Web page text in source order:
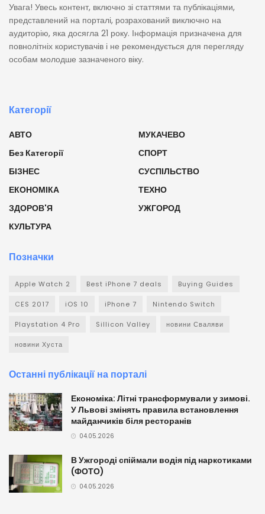
Увага! Увесь контент, включно зі статтями та публікаціями,
представлений на порталі, розрахований виключно на
аудиторію, яка досягла 21 року. Інформація призначена для
повнолітніх користувачів і не рекомендується для перегляду
особам молодше зазначеного віку.
Категорії
АВТО
Без Категорії
БІЗНЕС
ЕКОНОМІКА
ЗДОРОВ'Я
КУЛЬТУРА
МУКАЧЕВО
СПОРТ
СУСПІЛЬСТВО
ТЕХНО
УЖГОРОД
Позначки
Apple Watch 2 Best iPhone 7 deals Buying Guides
CES 2017 iOS 10 iPhone 7 Nintendo Switch
Playstation 4 Pro Sillicon Valley новини Сваляви
новини Хуста
Останні публікації на порталі
Економіка: Літні трансформували у зимові.
У Львові змінять правила встановлення
майданчиків біля ресторанів
04.05.2026
В Ужгороді спіймали водія під наркотиками
(ФОТО)
04.05.2026